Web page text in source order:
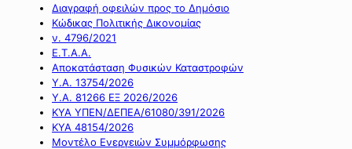
Διαγραφή οφειλών προς το Δημόσιο
Κώδικας Πολιτικής Δικονομίας
ν. 4796/2021
Ε.Τ.Α.Α.
Αποκατάσταση Φυσικών Καταστροφών
Υ.Α. 13754/2026
Υ.Α. 81266 ΕΞ 2026/2026
ΚΥΑ ΥΠΕΝ/ΔΕΠΕΑ/61080/391/2026
ΚΥΑ 48154/2026
Μοντέλο Ενεργειών Συμμόρφωσης